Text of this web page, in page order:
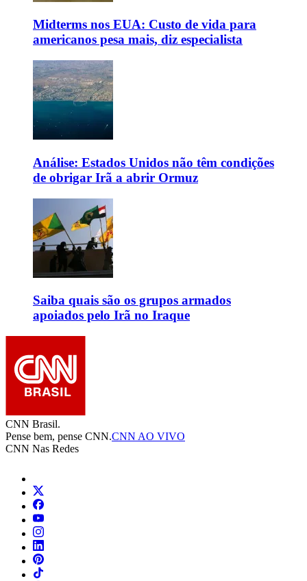
Midterms nos EUA: Custo de vida para
americanos pesa mais, diz especialista
Análise: Estados Unidos não têm condições
de obrigar Irã a abrir Ormuz
Saiba quais são os grupos armados
apoiados pelo Irã no Iraque
CNN Brasil.
Pense bem, pense CNN.CNN AO VIVO
CNN Nas Redes